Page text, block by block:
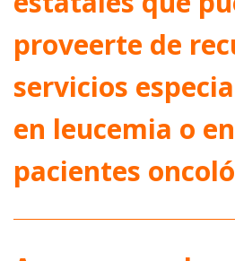
proveerte de
servicios
en leucemia o en
pacientes